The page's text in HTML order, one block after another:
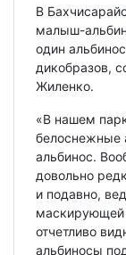
В
малыш-
один
дикобразов,
Жиленко.
«В нашем
белоснежные
альбинос.
довольно
и подавно,
маскирующей
отчетливо
альбиносы